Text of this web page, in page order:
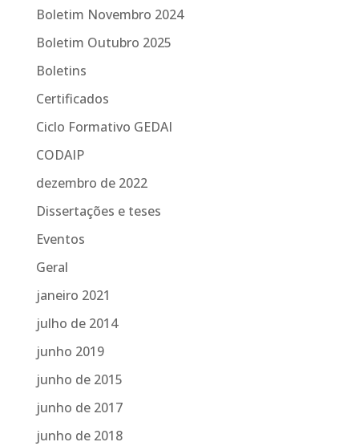
Boletim Novembro 2024
Boletim Outubro 2025
Boletins
Certificados
Ciclo Formativo GEDAI
CODAIP
dezembro de 2022
Dissertações e teses
Eventos
Geral
janeiro 2021
julho de 2014
junho 2019
junho de 2015
junho de 2017
junho de 2018